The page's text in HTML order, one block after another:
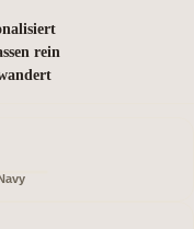
rein